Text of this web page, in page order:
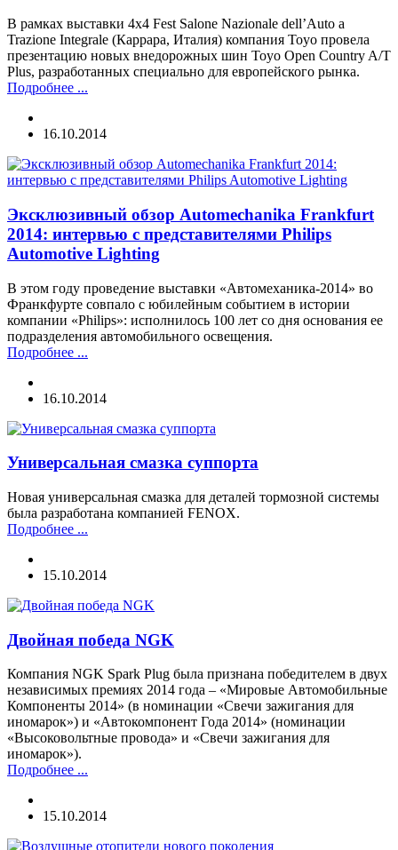
В рамках выставки 4x4 Fest Salone Nazionale dell’Auto a
Trazione Integrale (Каррара, Италия) компания Toyo провела
презентацию новых внедорожных шин Toyo Open Country A/T
Plus, разработанных специально для европейского рынка.
Подробнее ...
16.10.2014
Эксклюзивный обзор Automechanika Frankfurt
2014: интервью с представителями Philips
Automotive Lighting
В этом году проведение выставки «Автомеханика-2014» во
Франкфурте совпало с юбилейным событием в истории
компании «Philips»: исполнилось 100 лет со дня основания ее
подразделения автомобильного освещения.
Подробнее ...
16.10.2014
Универсальная смазка суппорта
Новая универсальная смазка для деталей тормозной системы
была разработана компанией FENOX.
Подробнее ...
15.10.2014
Двойная победа NGK
Компания NGK Spark Plug была признана победителем в двух
независимых премиях 2014 года – «Мировые Автомобильные
Компоненты 2014» (в номинации «Свечи зажигания для
иномарок») и «Автокомпонент Года 2014» (номинации
«Высоковольтные провода» и «Свечи зажигания для
иномарок»).
Подробнее ...
15.10.2014